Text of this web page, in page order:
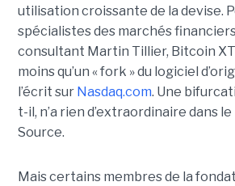
utilisation croissante de la devise.
spécialistes des marchés
consultant Martin Tillier, Bitcoin XT
moins qu’un « fork » du logiciel
l’écrit sur Nasdaq.com. Une
t-il, n’a rien d’extraordinaire dans le
Source.
Mais certains membres de la